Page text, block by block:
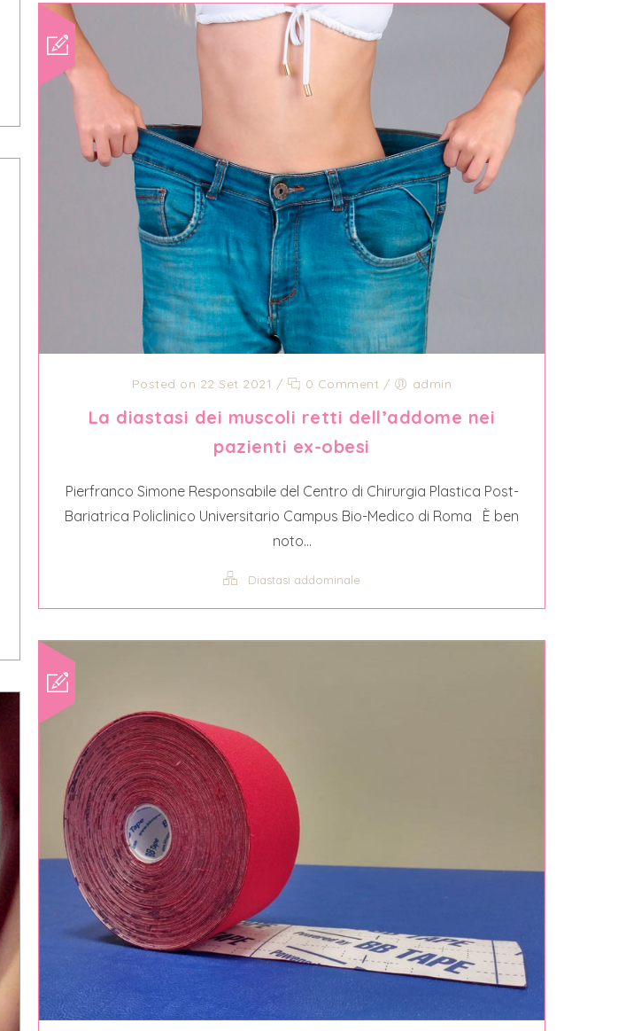
Posted on 22 Set 2021 / 0 Comment / admin
La diastasi dei muscoli retti dell’addome nei
pazienti ex-obesi
Pierfranco Simone Responsabile del Centro di Chirurgia Plastica Post-
Bariatrica Policlinico Universitario Campus Bio-Medico di Roma È ben
noto...
Diastasi addominale